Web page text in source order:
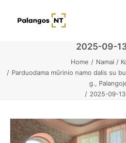
Pradžia
Žemės sklypai
2025-09-
Home
Namai /
Parduodama mūrinio namo dalis su
g.,
2025-09-